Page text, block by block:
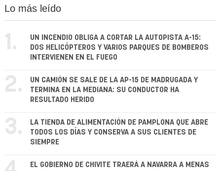
Lo más leído
1.
UN INCENDIO OBLIGA A CORTAR LA AUTOPISTA A-15:
DOS HELICÓPTEROS Y VARIOS PARQUES DE BOMBEROS
INTERVIENEN EN EL FUEGO
2.
UN CAMIÓN SE SALE DE LA AP-15 DE MADRUGADA Y
TERMINA EN LA MEDIANA: SU CONDUCTOR HA
RESULTADO HERIDO
3.
LA TIENDA DE ALIMENTACIÓN DE PAMPLONA QUE ABRE
TODOS LOS DÍAS Y CONSERVA A SUS CLIENTES DE
SIEMPRE
EL GOBIERNO DE CHIVITE TRAERÁ A NAVARRA A MENAS